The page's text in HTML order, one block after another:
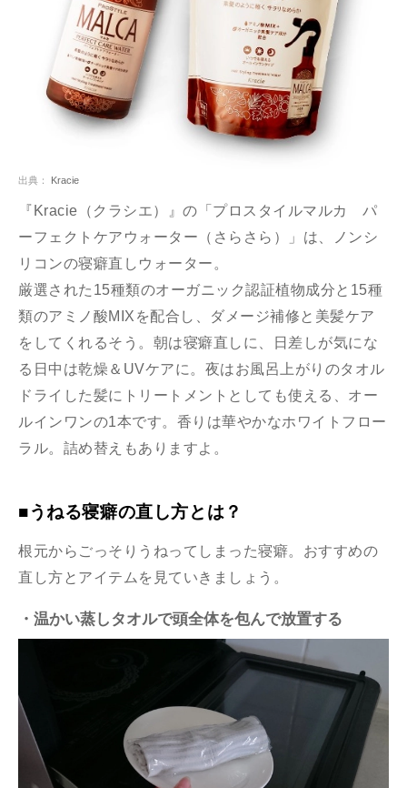
出典： Kracie
『Kracie（クラシエ）』の「プロスタイルマルカ パ
ーフェクトケアウォーター（さらさら）」は、ノンシ
リコンの寝癖直しウォーター。
厳選された15種類のオーガニック認証植物成分と15種
類のアミノ酸MIXを配合し、ダメージ補修と美髪ケア
をしてくれるそう。朝は寝癖直しに、日差しが気にな
る日中は乾燥＆UVケアに。夜はお風呂上がりのタオル
ドライした髪にトリートメントとしても使える、オー
ルインワンの1本です。香りは華やかなホワイトフロー
ラル。詰め替えもありますよ。
■うねる寝癖の直し方とは？
根元からごっそりうねってしまった寝癖。おすすめの
直し方とアイテムを見ていきましょう。
・温かい蒸しタオルで頭全体を包んで放置する